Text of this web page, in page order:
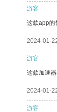
游客
这款app的
2024-01-
游客
这款加速
2024-01-
游客